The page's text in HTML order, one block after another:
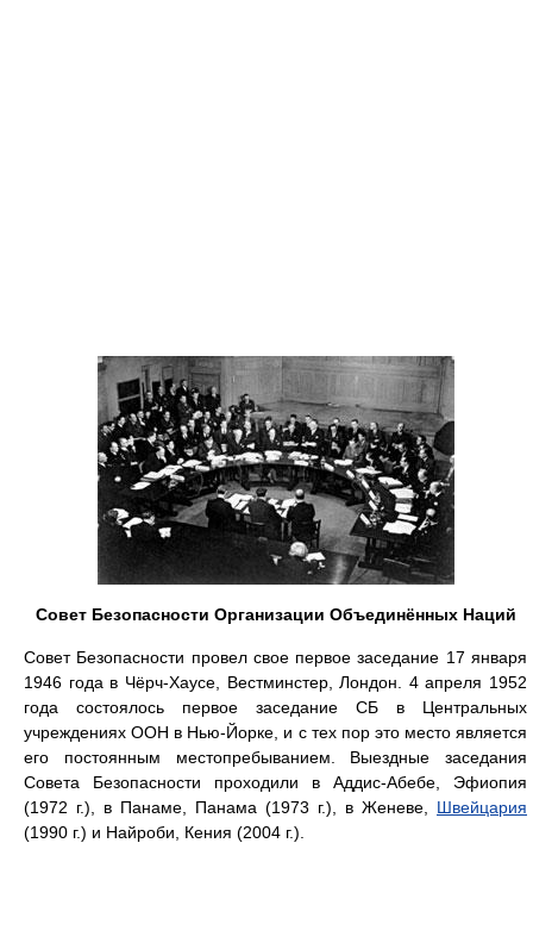
Совет Безопасности Организации Объединённых Наций
Совет Безопасности провел свое первое заседание 17 января
1946 года в Чёрч-Хаусе, Вестминстер, Лондон. 4 апреля 1952
года состоялось первое заседание СБ в Центральных
учреждениях ООН в Нью-Йорке, и с тех пор это место является
его постоянным местопребыванием. Выездные заседания
Совета Безопасности проходили в Аддис-Абебе, Эфиопия
(1972 г.), в Панаме, Панама (1973 г.), в Женеве, Швейцария
(1990 г.) и Найроби, Кения (2004 г.).